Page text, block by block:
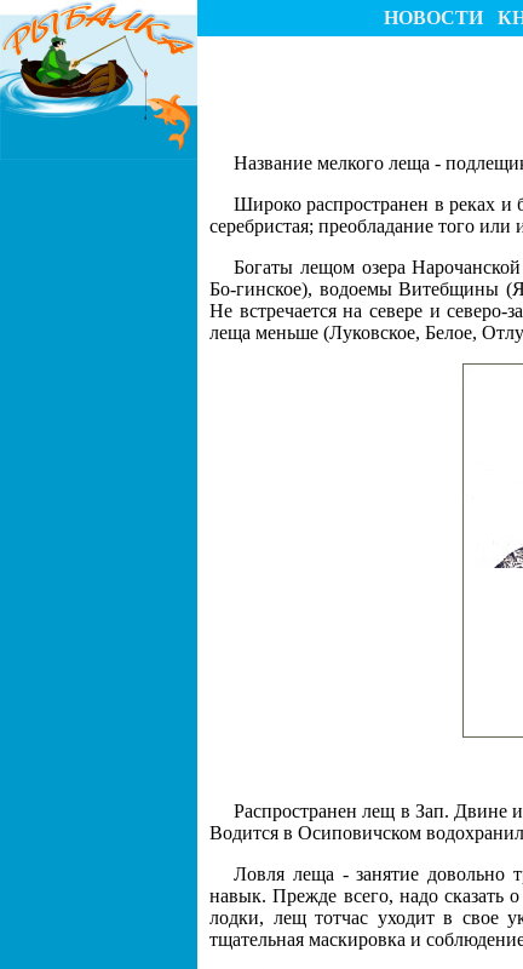
НОВОСТИ
Название мелкого леща -
Широко распространен в реках и
серебристая; преобладание того
Богаты лещом озера
Бо-гинское), водоемы Витебщины
Не встречается на севере и
леща меньше (Луковское, Белое,
Распространен лещ в Зап. Двине
Водится в Осиповичском
Ловля леща - занятие довольно
навык. Прежде всего, надо сказать
лодки, лещ тотчас уходит в свое
тщательная маскировка и